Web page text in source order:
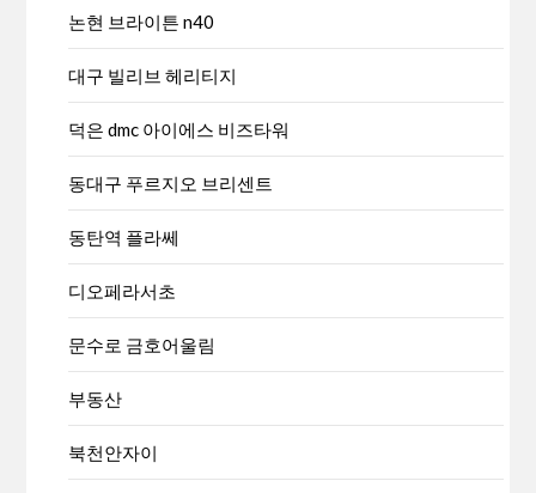
논현 브라이튼 n40
대구 빌리브 헤리티지
덕은 dmc 아이에스 비즈타워
동대구 푸르지오 브리센트
동탄역 플라쎄
디오페라서초
문수로 금호어울림
부동산
북천안자이